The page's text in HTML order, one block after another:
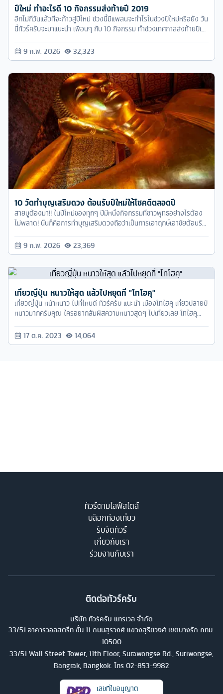
ปีใหม่ ทำอะไรดี 10 กิจกรรมส่งท้ายปี 2019
อีกไม่กี่วันแล้วที่จะก้าวสู่ปีใหม่ ช่วงนี้มีแพลนจะทำไรในช่วงปีใหม่หรือยัง วัน
นี้ทัวร์ครับจะมาแนะนำ เพื่อนๆ กับ 10 กิจกรรม ทำช่วงเทศกาลส่งท้ายปีเก่า
ที่น่าสนใจ
9 ก.พ. 2026 32,323
10 วัดทำบุญเสริมดวง ต้อนรับปีใหม่ให้โชคดีตลอดปี
สายมูต้องมา!! ในปีใหม่ของทุกๆ ปีมีหนึ่งกิจกรรมที่ชาวพุทธอย่างไรต้อง
ไม่พลาด! นั่นก็คือการทำบุญเสริมดวงถือว่าเป็นการเอาฤกษ์เอาชัยต้อนรับ
ต้อนรับสิ่งใหม่ๆ ในปีใหม่ที่กำลังจะมาถึง
9 ก.พ. 2026 23,369
เที่ยวญี่ปุ่น หนาวให้สุด แล้วไปหยุดที่ "โทโฮคุ"
เที่ยวญี่ปุ่น หน้าหนาว ไปที่ไหนดี ทัวร์ครับ แนะนำ เมืองโทไฮคุ เที่ยวปลายปี
หนาวมากครับคุณ ใครอยากสัมผัสความหนาวสุดๆ ไปเที่ยวเลย โทไฮคุ
17 ต.ค. 2023 14,064
ทัวร์ตามไลฟ์สไตล์
บล็อกท่องเที่ยว
รับจัดทัวร์
เกี่ยวกับเรา
ร่วมงานกับเรา
ติดต่อทัวร์ครับ
บริษัท ทัวร์ครับ แทรเวล จำกัด
33/51 อาคารวอลสตรีท ชั้น 11 ถนนสุรวงศ์ แขวงสุริยวงศ์ เขตบางรัก กทม.
10500
33/51 Wall Street Tower, 11th Floor, Surawongse Rd., Suriwongse,
Bangrak, Bangkok. โทร 02-853-9982
เลขที่ใบอนุญาต